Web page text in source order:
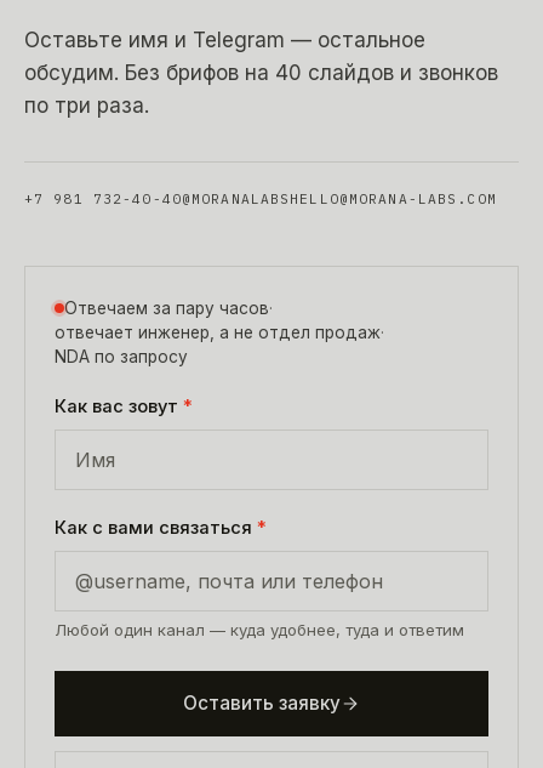
Оставьте имя и Telegram — остальное
обсудим. Без брифов на 40 слайдов и звонков
по три раза.
+7 981 732-40-40@MORANALABS HELLO@MORANA-LABS.COM
Отвечаем за пару часов·
отвечает инженер, а не отдел продаж·
NDA по запросу
Как вас зовут *
Как с вами связаться *
Любой один канал — куда удобнее, туда и ответим
Оставить заявку